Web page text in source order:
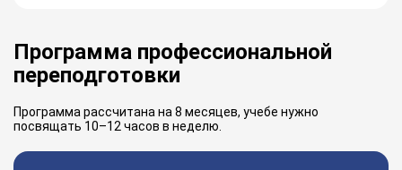
Программа профессиональной
переподготовки
Программа рассчитана на 8 месяцев, учебе нужно
посвящать 10–12 часов в неделю.